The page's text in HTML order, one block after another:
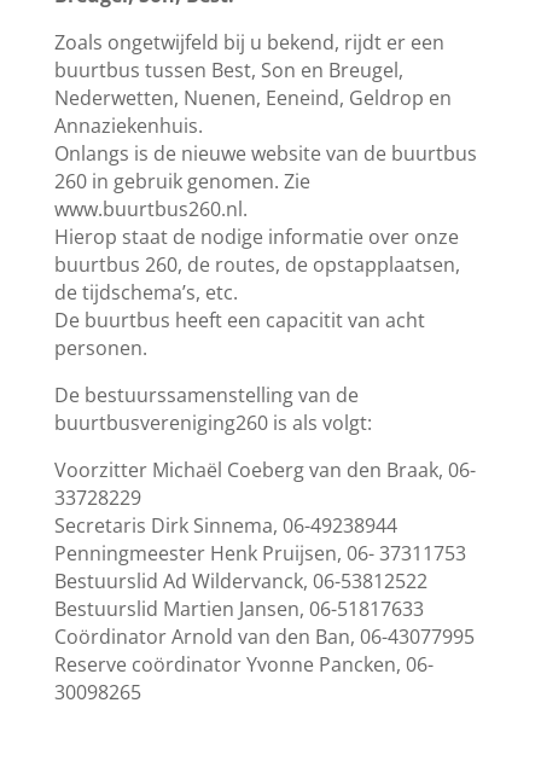
Zoals ongetwijfeld bij u bekend, rijdt er een
buurtbus tussen Best, Son en Breugel,
Nederwetten, Nuenen, Eeneind, Geldrop en
Annaziekenhuis.
Onlangs is de nieuwe website van de buurtbus
260 in gebruik genomen. Zie
www.buurtbus260.nl.
Hierop staat de nodige informatie over onze
buurtbus 260, de routes, de opstapplaatsen,
de tijdschema’s, etc.
De buurtbus heeft een capacitit van acht
personen.
De bestuurssamenstelling van de
buurtbusvereniging260 is als volgt:
Voorzitter Michaël Coeberg van den Braak, 06-
33728229
Secretaris Dirk Sinnema, 06-49238944
Penningmeester Henk Pruijsen, 06- 37311753
Bestuurslid Ad Wildervanck, 06-53812522
Bestuurslid Martien Jansen, 06-51817633
Coördinator Arnold van den Ban, 06-43077995
Reserve coördinator Yvonne Pancken, 06-
30098265